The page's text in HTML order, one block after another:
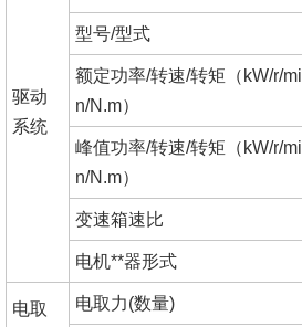
驱动
系统
型号/型式
额定功率/转速/转矩（kW/r/mi
n/N.m）
峰值功率/转速/转矩（kW/r/mi
n/N.m）
变速箱速比
电机**器形式
电取
电取力(数量)